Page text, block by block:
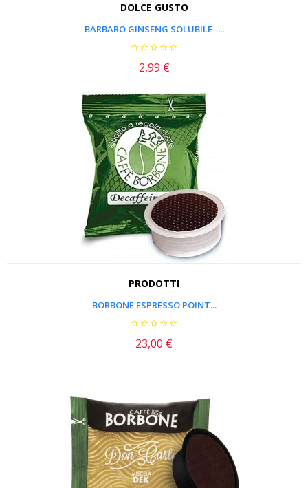
DOLCE GUSTO
BARBARO GINSENG SOLUBILE -...
Prezzo
2,99 €
PRODOTTI
BORBONE ESPRESSO POINT...
Prezzo
23,00 €